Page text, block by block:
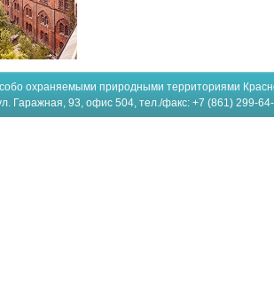
охраняемыми природными территориями
Гаражная, 93, офис 504, тел./факс: +7 (861) 299-